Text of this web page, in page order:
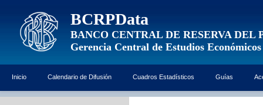
BCRPData
BANCO CENTRAL DE RESERVA DEL
Gerencia Central de Estudios Económicos
Inicio Calendario de Difusión Cuadros Estadísticos Guías